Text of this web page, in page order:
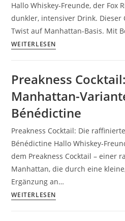
Hallo Whiskey-Freunde, der Fox
dunkler, intensiver Drink. Dieser
Twist auf Manhattan-Basis. Mit
WEITERLESEN
Preakness
Manhattan-
Bénédictine
Preakness Cocktail: Die
Bénédictine Hallo Whiskey-
dem Preakness Cocktail – einer
Manhattan, die durch eine
Ergänzung an…
WEITERLESEN